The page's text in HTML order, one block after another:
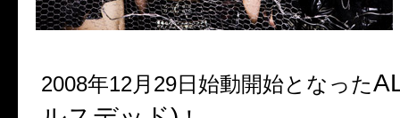
2008年12月29日始動開始となった